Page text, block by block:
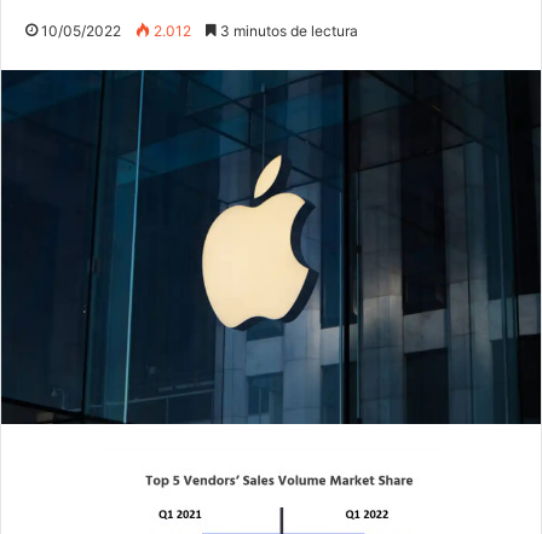
10/05/2022 2.012 3 minutos de lectura